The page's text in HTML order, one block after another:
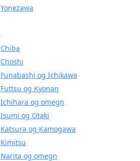
Yonezawa
Chiba
Choshi
Funabashi og Ichikawa
Futtsu og Kyonan
Ichihara og omegn
Isumi og Otaki
Katsura og Kamogawa
Kimitsu
Narita og omegn